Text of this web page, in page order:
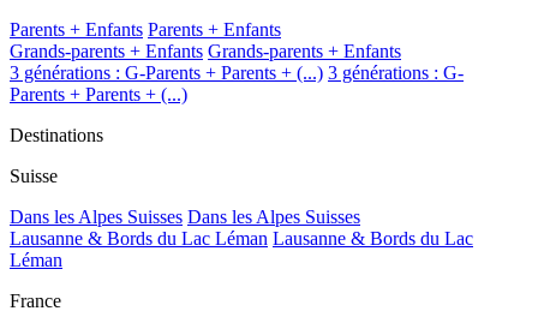
Parents + Enfants Parents + Enfants
Grands-parents + Enfants Grands-parents + Enfants
3 générations : G-Parents + Parents + (...) 3 générations : G-
Parents + Parents + (...)
Destinations
Suisse
Dans les Alpes Suisses Dans les Alpes Suisses
Lausanne & Bords du Lac Léman Lausanne & Bords du Lac
Léman
France